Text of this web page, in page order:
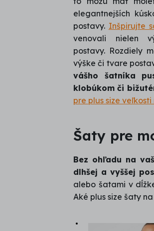
elegantnejších
postavy. Inšpirujte
venovali nielen
postavy. Rozdiely
výške či tvare
vášho šatníka
klobúkom či
pre plus size
Šaty pre
Bez ohľadu na
dlhšej a vyššej
alebo šatami v
Aké plus size šaty